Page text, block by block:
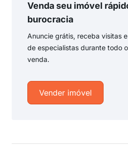
Venda seu imóvel
burocracia
Anuncie grátis, receba visitas
de especialistas durante todo
venda.
Vender imóvel